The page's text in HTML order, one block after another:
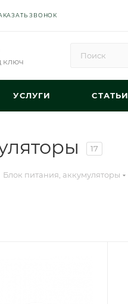
ЗВОНОК
ключ
УСЛУГИ СТАТЬИ
17
Блок питания, аккумуляторы